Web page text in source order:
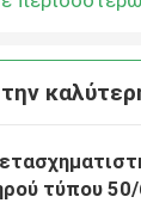
τύπου